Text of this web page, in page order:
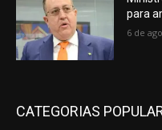
para
6 de
CATEGORIAS